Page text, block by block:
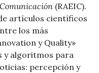
(RAEIC).
artículos científicos
los más
y Quality»
y algoritmos para
percepción y